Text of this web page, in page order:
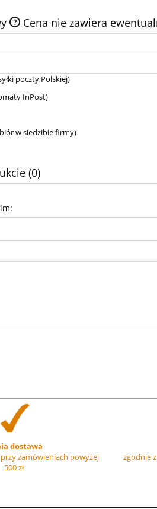
Cena nie zawiera
poczty Polskiej)
InPost)
w siedzibie firmy)
(0)
dostawa
zamówieniach powyżej
500 zł
zgodnie